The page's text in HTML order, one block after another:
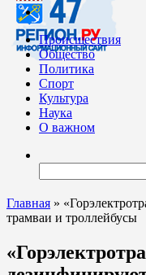
Происшествия
Общество
Политика
Спорт
Культура
Наука
О важном
Главная »
трамваи и троллейбусы